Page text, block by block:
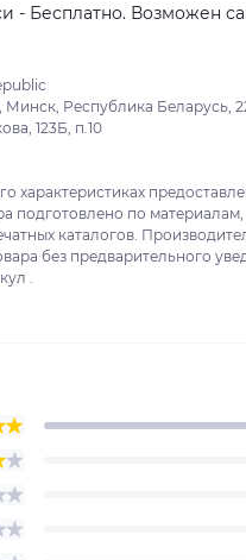
- Бесплатно. Возможен
Республика Беларусь,
123Б, п.10
характеристиках
подготовлено по
каталогов.
без предварительного
.